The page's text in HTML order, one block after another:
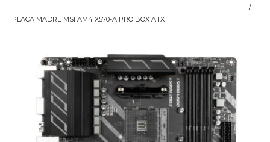
PLACA MADRE MSI AM4 X570-A PRO BOX ATX